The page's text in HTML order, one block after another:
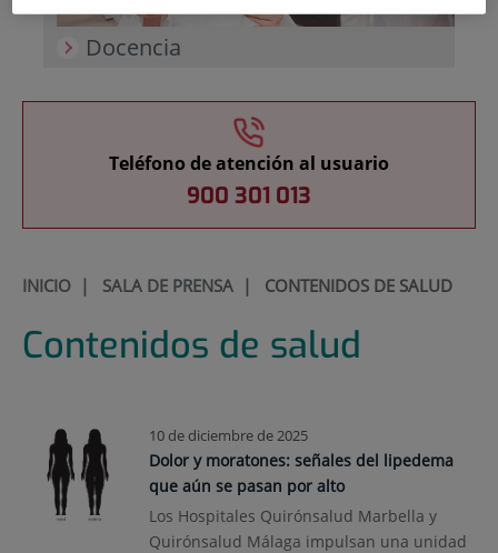
Docencia
Teléfono de atención al usuario
900 301 013
INICIO| SALA DE PRENSA| CONTENIDOS DE SALUD
Contenidos de salud
10 de diciembre de 2025
Dolor y moratones: señales del lipedema
que aún se pasan por alto
Los Hospitales Quirónsalud Marbella y
Quirónsalud Málaga impulsan una unidad